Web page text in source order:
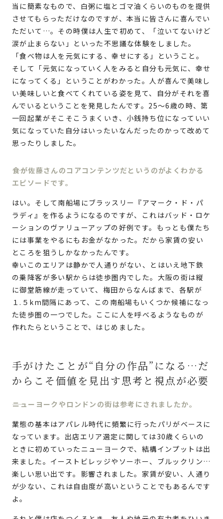
当に簡素なもので、白粥に塩とゴマ油くらいのものを提供
させてもらっただけなのですが、本当に皆さんに喜んでい
ただいて…。その時僕は人生で初めて、「泣いてないけど
涙が止まらない」といった不思議な体験をしました。
「食べ物は人を元気にする、幸せにする」ということ。
そして「元気になっていく人をみると自分も元気に、幸せ
になってくる」ということがわかった。人が喜んで美味し
い美味しいと食べてくれている姿を見て、自分がそれを喜
んでいるということを発見したんです。25～6歳の時、第
一回起業がそこそこうまくいき、小銭持ち位になっていい
気になっていた自分はいったいなんだったのかって改めて
思ったりしました。
食が佐藤さんのコアコンテンツだというのがよくわかる
エピソードです。
はい。そして南船場にブラッスリー『アマーク・ド・パ
ラディ』を作るようになるのですが、これはバッド・ロケ
ーションのヴァリューアップの好例です。もっとも僕たち
には事業をやるにもお金がなかった。だから家賃の安い
ところを狙うしかなかったんです。
幸いこのエリアは静かで人通りがない、とはいえ地下鉄
の乗降客が多い駅からは徒歩圏内でした。大阪の街は縦
に御堂筋線が走っていて、梅田からなんばまで、各駅が
１.５km間隔にあって、この南船場もいくつか候補になっ
た徒歩圏の一つでした。ここに人を呼べるようなものが
作れたらということで、はじめました。
手がけたことが“自分の作品”になる…だ
からこそ価値を見出す思考と視点が必要
ニューヨークやロンドンの街は参考にされましたか。
業態の基本はアパレル時代に頻繁に行ったパリがベースに
なっています。出店エリア選定に関しては30歳くらいの
ときに初めていったニューヨークで、結構インプットは出
来ました。イーストビレッジやソーホー、ブルックリン…
楽しい思い出です。影響されました。家賃が安い、人通り
が少ない、これは自由度が高いということでもあるんです
よ。